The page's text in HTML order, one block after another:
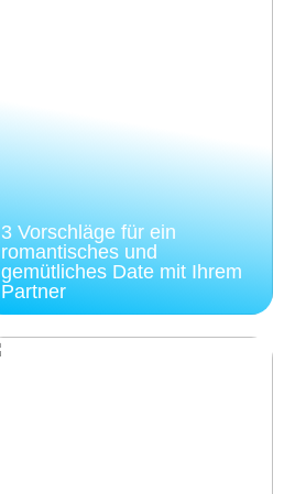
3 Vorschläge für ein
romantisches und
gemütliches Date mit Ihrem
Partner